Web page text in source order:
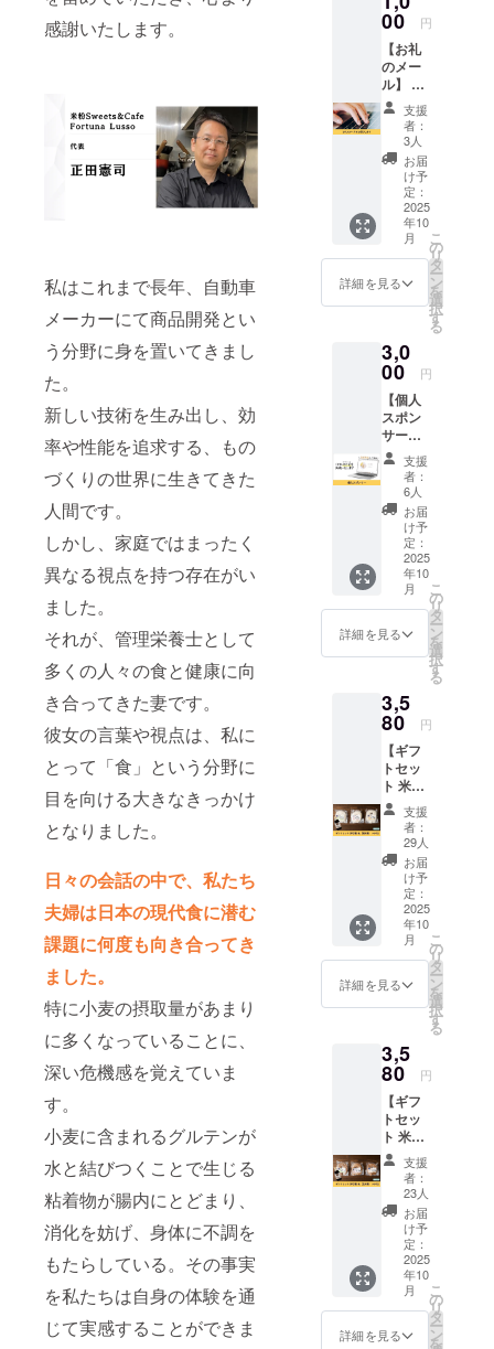
感謝いたします。
私はこれまで長年、自動車
メーカーにて商品開発とい
う分野に身を置いてきまし
た。
新しい技術を生み出し、効
率や性能を追求する、もの
づくりの世界に生きてきた
人間です。
しかし、家庭ではまったく
異なる視点を持つ存在がい
ました。
それが、管理栄養士として
多くの人々の食と健康に向
き合ってきた妻です。
彼女の言葉や視点は、私に
とって「食」という分野に
目を向ける大きなきっかけ
となりました。
日々の会話の中で、私たち
夫婦は日本の現代食に潜む
課題に何度も向き合ってき
ました。
特に小麦の摂取量があまり
に多くなっていることに、
深い危機感を覚えていま
す。
小麦に含まれるグルテンが
水と結びつくことで生じる
粘着物が腸内にとどまり、
消化を妨げ、身体に不調を
もたらしている。その事実
を私たちは自身の体験を通
じて実感することができま
談に応じな
がら、適正
な食選びの
サポートを
しておりま
す。
主原料のお
米は、千葉
県柏市の農
家さんと直
接契約。
てんさい
糖、こめ油
り)、自然飼
料で育った
鶏卵など、
食材の安全
にも細心の
注意をは
らった厳選
素材を使
『お客様の
健康を最優
先』に考え
た厳選素材
意しており
00 円
【お礼
のメー
ル】 米
粉
Sweets
＆Cafe
Fortuna
Lusso
をただ
ただ応
援した
い人向
けのリ
ターン
です。
メール
をお送
りさせ
ていた
だきま
す。 な
お、支
援時に
上乗せ
支援が
可能で
す。 応
援の気
持ちの
上乗
せ、大
歓迎で
支援
者：
3人
お届
け予
定：
2025
年10
月
詳細を見る
こ
の
リ
タ
ー
ン
を
選
択
す
る
3,0
00 円
【個人
スポン
サー】
米粉
Sweets
＆Cafe
Fortuna
Lusso
の個人
スポン
サーに
なれる
権利で
す。 支
援者と
前を掲
載させ
ていた
だきま
す。 ※
掲載す
るお名
前を備
考欄に
ご記入
くださ
い。 ※
ニック
ネーム
でのご
参加も
できま
は文字
のみと
す。 ※
掲載す
る大き
さは購
入者の
数によ
り変動
しま
す。 ※
掲載期
間は
2025年
10月か
ら1年間
支援
者：
6人
お届
け予
定：
2025
年10
月
詳細を見る
こ
の
リ
タ
ー
ン
を
選
択
す
る
3,5
80 円
【ギフ
トセッ
ト 米粉
麺6食
（精米
麺・つ
ゆ付)】
ギフト
セット
米粉麺6
食（精
米麺・
つゆ付)
をお届
けしま
みのお
値段で
す。 ・
容量：1
袋あた
り120g
・賞味
期限：
製造後6
か月 ・
保存方
法：直
射日
光・高
温多湿
を避け
て冷暗
支援
者：
29人
お届
け予
定：
2025
年10
月
詳細を見る
こ
の
リ
タ
ー
ン
を
選
択
す
る
3,5
80 円
【ギフ
トセッ
ト 米粉
麺6食
（玄米
麺・つ
ゆ付)】
ギフト
セット
米粉麺6
食（玄
米麺・
つゆ付)
をお届
支援
者：
23人
お届
け予
定：
2025
年10
月
詳細を見る
こ
の
リ
タ
ー
ン
を